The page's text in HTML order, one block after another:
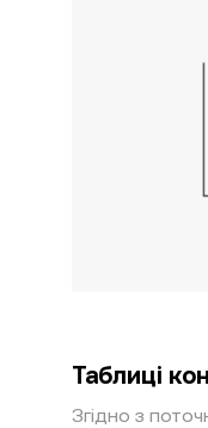
Таблиці
Згідно з